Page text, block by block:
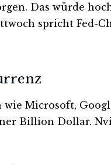
Das würde
spricht Fed-
Microsoft,
Billion Dollar.